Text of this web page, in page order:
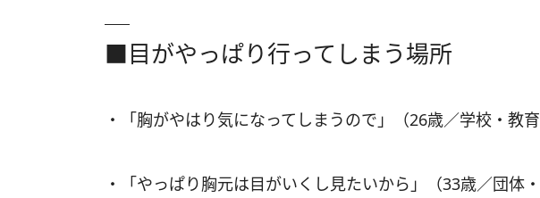
■目がやっぱり行ってしまう場所
・「胸がやはり気になってしまうので」（26歳／学校・教育
・「やっぱり胸元は目がいくし見たいから」（33歳／団体